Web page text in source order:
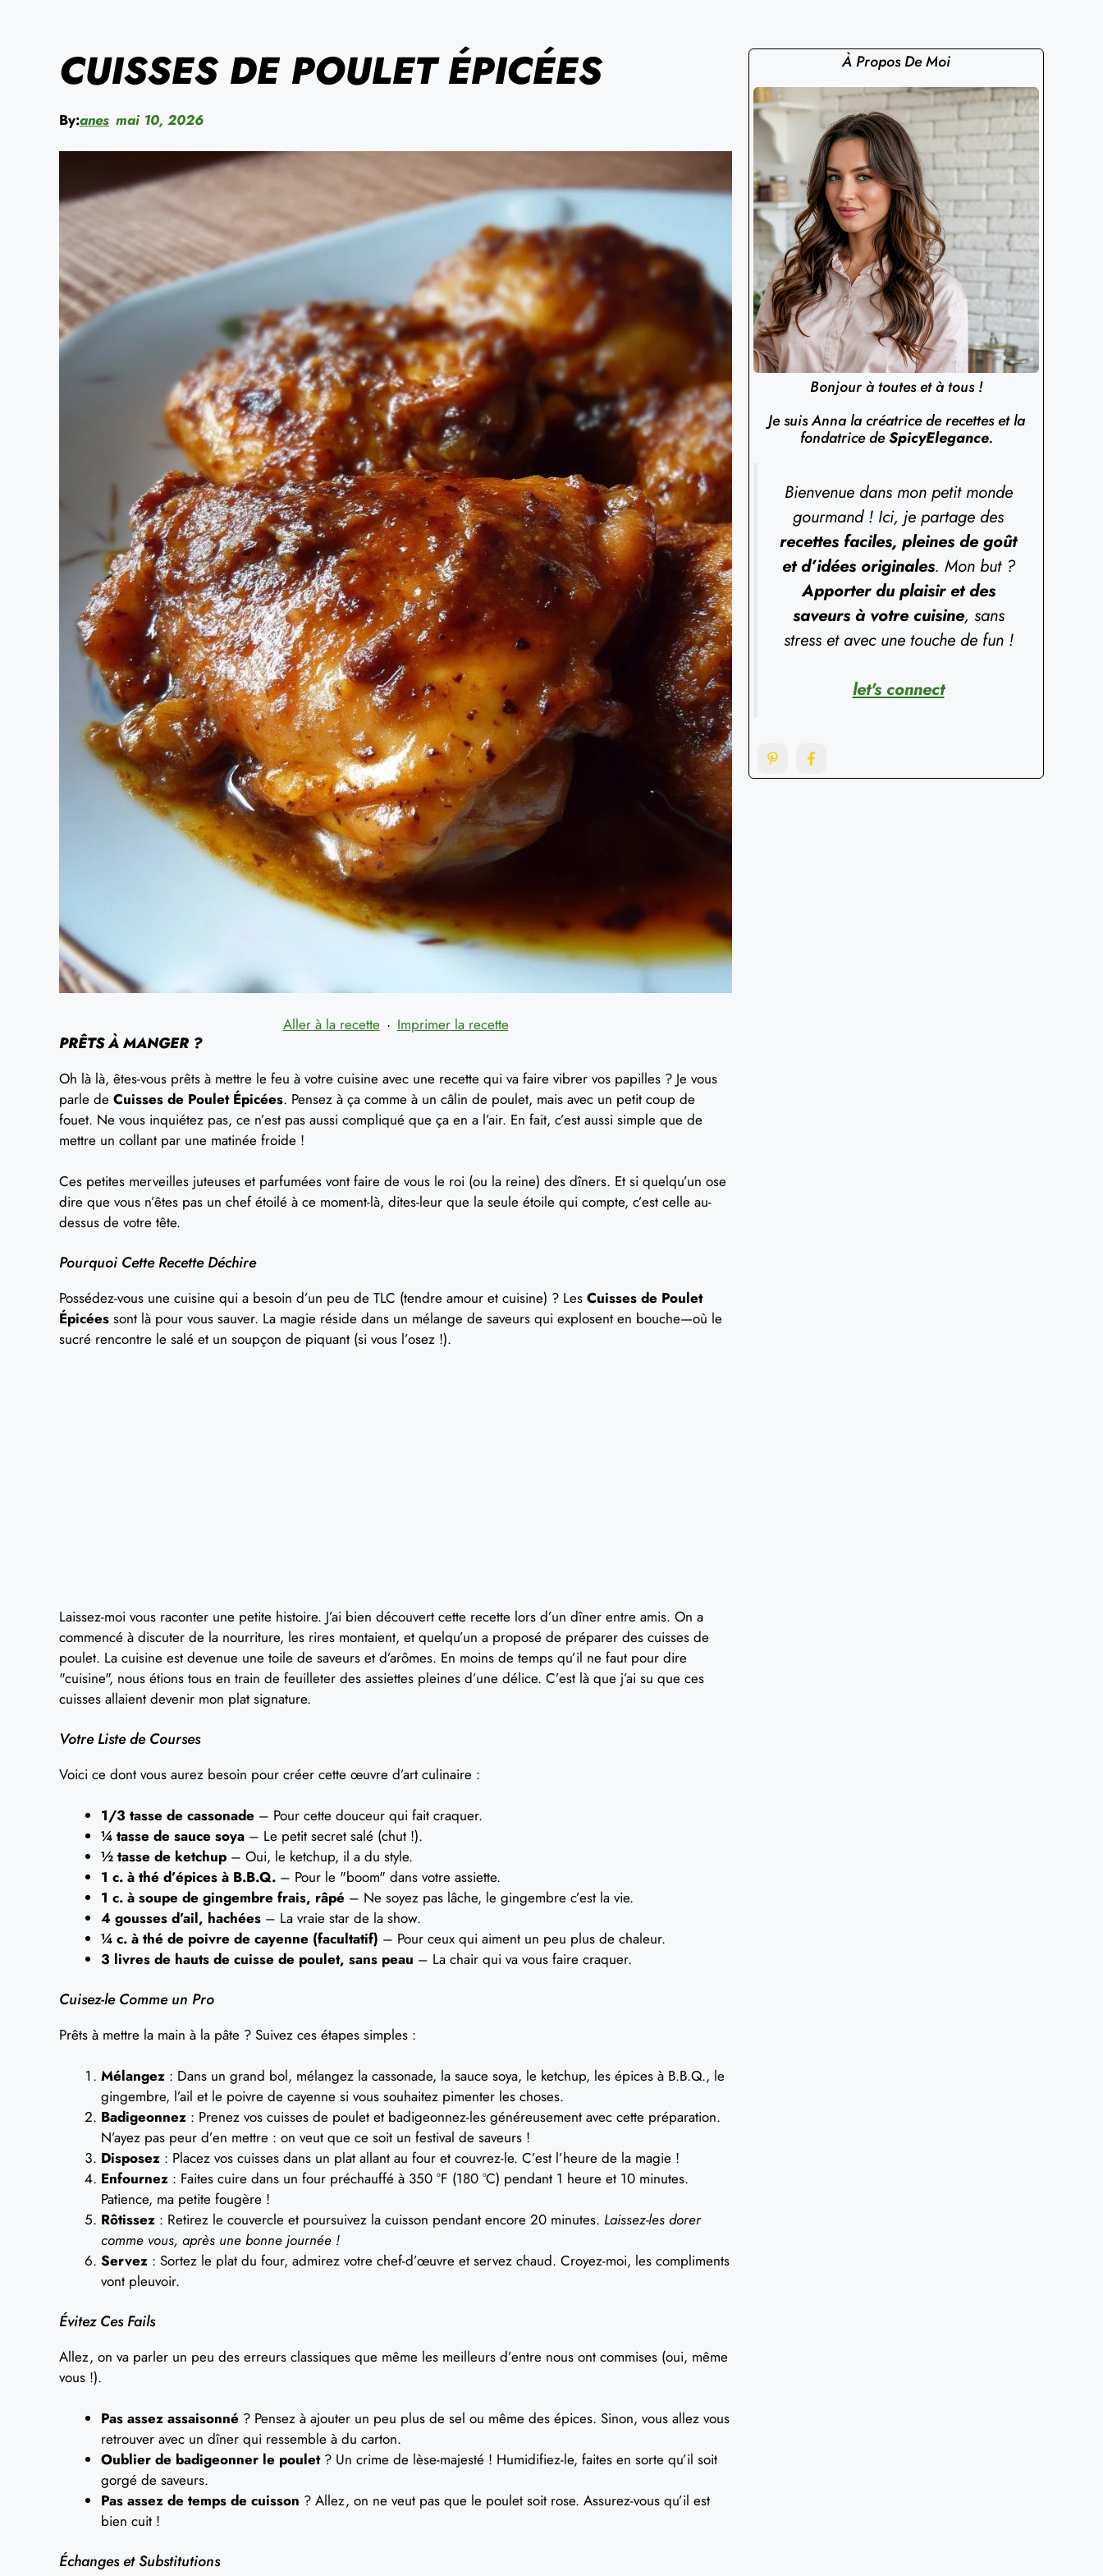
CUISSES DE POULET ÉPICÉES
By:anes mai 10, 2026
Aller à la recette · Imprimer la recette
PRÊTS À MANGER ?
Oh là là, êtes-vous prêts à mettre le feu à votre cuisine avec une recette qui va faire vibrer vos papilles ? Je vous
parle de Cuisses de Poulet Épicées. Pensez à ça comme à un câlin de poulet, mais avec un petit coup de
fouet. Ne vous inquiétez pas, ce n’est pas aussi compliqué que ça en a l’air. En fait, c’est aussi simple que de
mettre un collant par une matinée froide !
Ces petites merveilles juteuses et parfumées vont faire de vous le roi (ou la reine) des dîners. Et si quelqu’un ose
dire que vous n’êtes pas un chef étoilé à ce moment-là, dites-leur que la seule étoile qui compte, c’est celle au-
dessus de votre tête.
Pourquoi Cette Recette Déchire
Possédez-vous une cuisine qui a besoin d’un peu de TLC (tendre amour et cuisine) ? Les Cuisses de Poulet
Épicées sont là pour vous sauver. La magie réside dans un mélange de saveurs qui explosent en bouche—où le
sucré rencontre le salé et un soupçon de piquant (si vous l’osez !).
Laissez-moi vous raconter une petite histoire. J’ai bien découvert cette recette lors d’un dîner entre amis. On a
commencé à discuter de la nourriture, les rires montaient, et quelqu’un a proposé de préparer des cuisses de
poulet. La cuisine est devenue une toile de saveurs et d’arômes. En moins de temps qu’il ne faut pour dire
"cuisine", nous étions tous en train de feuilleter des assiettes pleines d’une délice. C’est là que j’ai su que ces
cuisses allaient devenir mon plat signature.
Votre Liste de Courses
Voici ce dont vous aurez besoin pour créer cette œuvre d’art culinaire :
1/3 tasse de cassonade – Pour cette douceur qui fait craquer.
¼ tasse de sauce soya – Le petit secret salé (chut !).
½ tasse de ketchup – Oui, le ketchup, il a du style.
1 c. à thé d’épices à B.B.Q. – Pour le "boom" dans votre assiette.
1 c. à soupe de gingembre frais, râpé – Ne soyez pas lâche, le gingembre c’est la vie.
4 gousses d’ail, hachées – La vraie star de la show.
¼ c. à thé de poivre de cayenne (facultatif) – Pour ceux qui aiment un peu plus de chaleur.
3 livres de hauts de cuisse de poulet, sans peau – La chair qui va vous faire craquer.
Cuisez-le Comme un Pro
Prêts à mettre la main à la pâte ? Suivez ces étapes simples :
Mélangez : Dans un grand bol, mélangez la cassonade, la sauce soya, le ketchup, les épices à B.B.Q., le
gingembre, l’ail et le poivre de cayenne si vous souhaitez pimenter les choses.
Badigeonnez : Prenez vos cuisses de poulet et badigeonnez-les généreusement avec cette préparation.
N’ayez pas peur d’en mettre : on veut que ce soit un festival de saveurs !
Disposez : Placez vos cuisses dans un plat allant au four et couvrez-le. C’est l’heure de la magie !
Enfournez : Faites cuire dans un four préchauffé à 350 °F (180 °C) pendant 1 heure et 10 minutes.
Patience, ma petite fougère !
Rôtissez : Retirez le couvercle et poursuivez la cuisson pendant encore 20 minutes. Laissez-les dorer
comme vous, après une bonne journée !
Servez : Sortez le plat du four, admirez votre chef-d’œuvre et servez chaud. Croyez-moi, les compliments
vont pleuvoir.
Évitez Ces Fails
Allez, on va parler un peu des erreurs classiques que même les meilleurs d’entre nous ont commises (oui, même
vous !).
Pas assez assaisonné ? Pensez à ajouter un peu plus de sel ou même des épices. Sinon, vous allez vous
retrouver avec un dîner qui ressemble à du carton.
Oublier de badigeonner le poulet? Un crime de lèse-majesté ! Humidifiez-le, faites en sorte qu’il soit
gorgé de saveurs.
Pas assez de temps de cuisson ? Allez, on ne veut pas que le poulet soit rose. Assurez-vous qu’il est
bien cuit !
Échanges et Substitutions
À Propos De Moi
Bonjour à toutes et à tous !
Je suis Anna la créatrice de recettes et la
fondatrice deSpicyElegance.
Bienvenue dans mon petit monde
gourmand ! Ici, je partage des
recettes faciles, pleines de goût
et d’idées originales. Mon but ?
Apporter du plaisir et des
saveurs à votre cuisine, sans
stress et avec une touche de fun !
let's connect